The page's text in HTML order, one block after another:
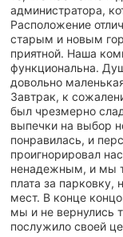
администратора,
Расположение
старым и новым
приятной. Наша
функциональна.
довольно
Завтрак, к
был чрезмерно
выпечки на выбор
понравилась, и
проигнорировал
ненадежным, и мы
плата за парковку,
мест. В конце
мы и не вернулись
послужило своей